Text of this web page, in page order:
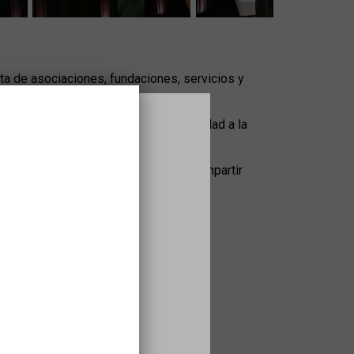
de asociaciones, fundaciones, servicios y
mental.
con el objetivo de dar visibilidad a la
un grupo de personas para compartir